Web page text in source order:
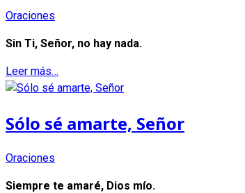
Oraciones
Sin Ti, Señor, no hay nada.
Leer más…
Sólo sé amarte, Señor
Oraciones
Siempre te amaré, Dios mío.